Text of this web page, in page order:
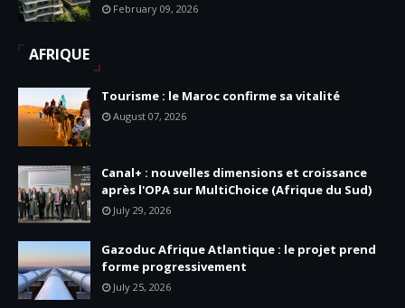
February 09, 2026
AFRIQUE
Tourisme : le Maroc confirme sa vitalité
August 07, 2026
Canal+ : nouvelles dimensions et croissance
après l'OPA sur MultiChoice (Afrique du Sud)
July 29, 2026
Gazoduc Afrique Atlantique : le projet prend
forme progressivement
July 25, 2026